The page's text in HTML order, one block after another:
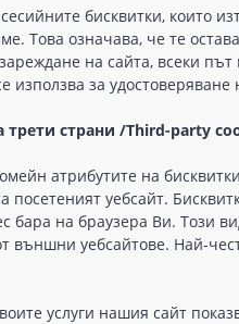
бисквитки, които
Това означава, че те
на сайта, всеки
използва за
трети страни /Third-party
атрибутите на
посетеният уебсайт.
бара на браузера Ви. Този
външни уебсайтове. Най-
услуги нашия сайт